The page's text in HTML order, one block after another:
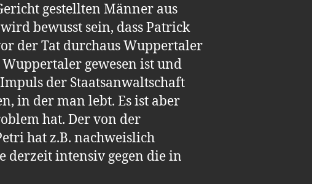
gestellten Männer aus
bewusst sein, dass Patrick
der Tat durchaus Wuppertaler
gewesen ist und
der Staatsanwaltschaft
in der man lebt. Es ist aber
hat. Der von der
hat z.B. nachweislich
derzeit intensiv gegen die in